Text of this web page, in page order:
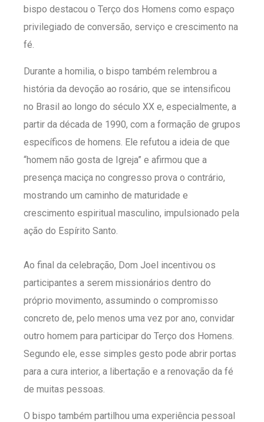
bispo destacou o Terço dos Homens como espaço
privilegiado de conversão, serviço e crescimento na
fé.
Durante a homilia, o bispo também relembrou a
história da devoção ao rosário, que se intensificou
no Brasil ao longo do século XX e, especialmente, a
partir da década de 1990, com a formação de grupos
específicos de homens. Ele refutou a ideia de que
“homem não gosta de Igreja” e afirmou que a
presença maciça no congresso prova o contrário,
mostrando um caminho de maturidade e
crescimento espiritual masculino, impulsionado pela
ação do Espírito Santo.
Ao final da celebração, Dom Joel incentivou os
participantes a serem missionários dentro do
próprio movimento, assumindo o compromisso
concreto de, pelo menos uma vez por ano, convidar
outro homem para participar do Terço dos Homens.
Segundo ele, esse simples gesto pode abrir portas
para a cura interior, a libertação e a renovação da fé
de muitas pessoas.
O bispo também partilhou uma experiência pessoal